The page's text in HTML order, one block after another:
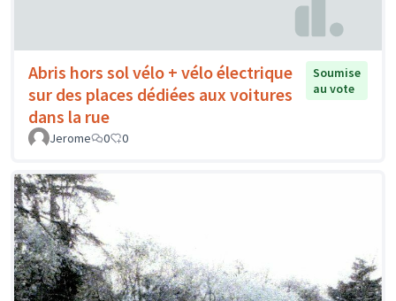
Abris hors sol vélo + vélo électrique
sur des places dédiées aux voitures
dans la rue
Soumise
au vote
Jerome 0 0